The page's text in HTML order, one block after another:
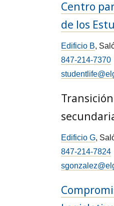
Centro
de los
Edificio B,
847-214-7370
Edificio G,
847-214-7824